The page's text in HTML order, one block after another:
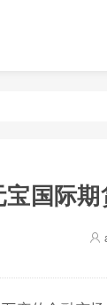
宝国际